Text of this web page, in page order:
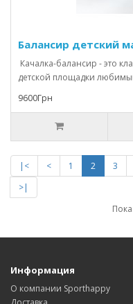
Балансир детский
Качалка-балансир - это
детской площадки
9600Грн
|< < 1 2 3
>|
Информация
О компании Sporthappy